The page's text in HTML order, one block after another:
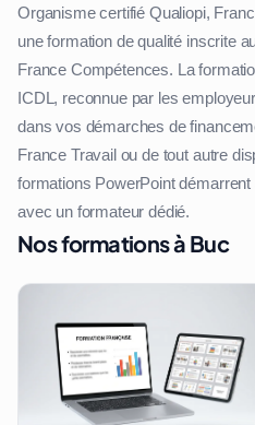
Organisme certifié Qualiopi,
une formation de qualité inscrite
France Compétences. La
ICDL, reconnue par les
dans vos démarches de
France Travail ou de tout autre
formations PowerPoint
avec un formateur dédié.
Nos formations à Buc